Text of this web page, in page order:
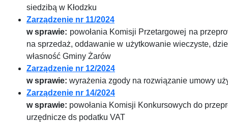
siedzibą w Kłodzku
Zarządzenie nr 11/2024
w sprawie: powołania Komisji Przetargowej na
na sprzedaż, oddawanie w użytkowanie wieczyste,
własność Gminy Żarów
Zarządzenie nr 12/2024
w sprawie: wyrażenia zgody na rozwiązanie umowy
Zarządzenie nr 14/2024
w sprawie: powołania Komisji Konkursowych do
urzędnicze ds podatku VAT